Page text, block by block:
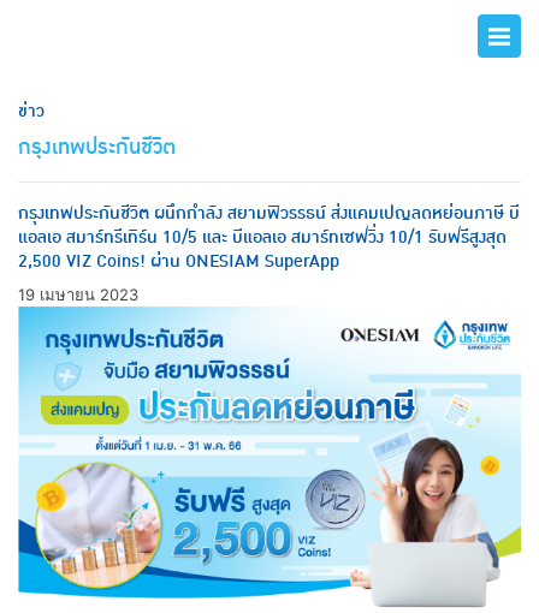
ข่าว
กรุงเทพประกันชีวิต
กรุงเทพประกันชีวิต ผนึกกำลัง สยามพิวรรธน์ ส่งแคมเปญลดหย่อนภาษี บี
แอลเอ สมาร์ทรีเทิร์น 10/5 และ บีแอลเอ สมาร์ทเซฟวิ่ง 10/1 รับฟรีสูงสุด
2,500 VIZ Coins! ผ่าน ONESIAM SuperApp
19 เมษายน 2023